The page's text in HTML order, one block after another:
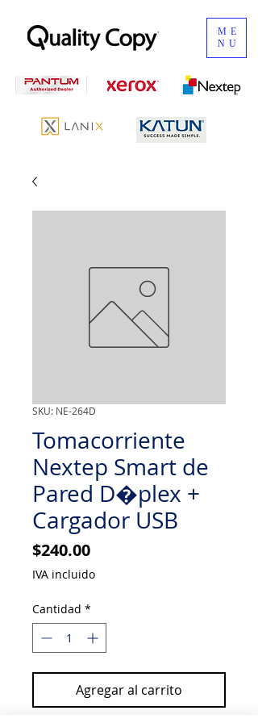
ME
NU
SKU: NE-264D
Tomacorriente
Nextep Smart de
Pared D�plex +
Cargador USB
$240.00Precio
IVA incluido
Cantidad *
Agregar al carrito